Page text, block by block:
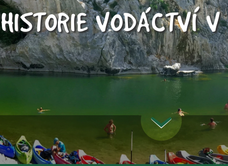
HISTORIE VODÁCTVÍ V